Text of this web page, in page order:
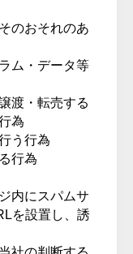
のおそれのあ
ム・データ等
渡・転売する
為
う行為
行為
内にスパムサ
を設置し、誘